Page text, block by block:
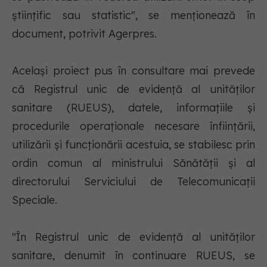
ştiinţific sau statistic", se menţionează în
document, potrivit Agerpres.
Acelaşi proiect pus în consultare mai prevede
că Registrul unic de evidenţă al unităţilor
sanitare (RUEUS), datele, informaţiile şi
procedurile operaţionale necesare înfiinţării,
utilizării şi funcţionării acestuia, se stabilesc prin
ordin comun al ministrului Sănătăţii şi al
directorului Serviciului de Telecomunicaţii
Speciale.
"În Registrul unic de evidenţă al unităţilor
sanitare, denumit în continuare RUEUS, se